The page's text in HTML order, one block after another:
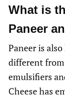
What is
Paneer
Paneer is
different from
emulsifiers
Cheese has